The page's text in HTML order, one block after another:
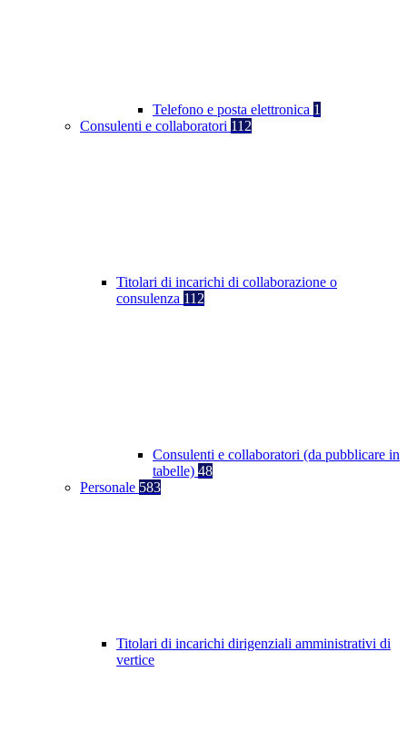
Telefono e posta elettronica 1
Consulenti e collaboratori 112
Titolari di incarichi di collaborazione o
consulenza 112
Consulenti e collaboratori (da pubblicare in
tabelle) 48
Personale 583
Titolari di incarichi dirigenziali amministrativi di
vertice